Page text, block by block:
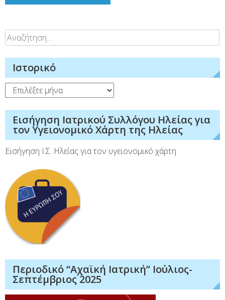
Αναζήτηση
για:
Ιστορικό
Ιστορικό
Εισήγηση Ιατρικού Συλλόγου Ηλείας για
τον Υγειονομικό Χάρτη της Ηλείας
Εισήγηση Ι.Σ. Ηλείας για τον υγειονομικό χάρτη
Περιοδικό “Αχαϊκή Ιατρική” Ιούλιος-
Σεπτέμβριος 2025